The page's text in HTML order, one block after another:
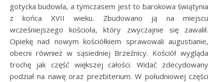
gotycka budowla, a tymczasem jest to barokowa świątynia
z końca XVII wieku. Zbudowano ją na miejscu
wcześniejszego kościoła, który zwyczajnie się zawalił.
Opiekę nad nowym kościółkiem sprawowali augustianie,
obecni również w sąsiedniej Brzeźnicy. Kościół wygląda
trochę jak część większej całości. Widać zdecydowany
podział na nawę oraz prezbiterium. W południowej części